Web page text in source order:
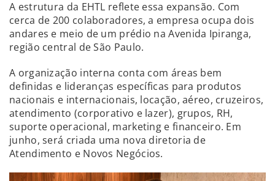
A estrutura da EHTL reflete essa expansão. Com
cerca de 200 colaboradores, a empresa ocupa dois
andares e meio de um prédio na Avenida Ipiranga,
região central de São Paulo.
A organização interna conta com áreas bem
definidas e lideranças específicas para produtos
nacionais e internacionais, locação, aéreo, cruzeiros,
atendimento (corporativo e lazer), grupos, RH,
suporte operacional, marketing e financeiro. Em
junho, será criada uma nova diretoria de
Atendimento e Novos Negócios.